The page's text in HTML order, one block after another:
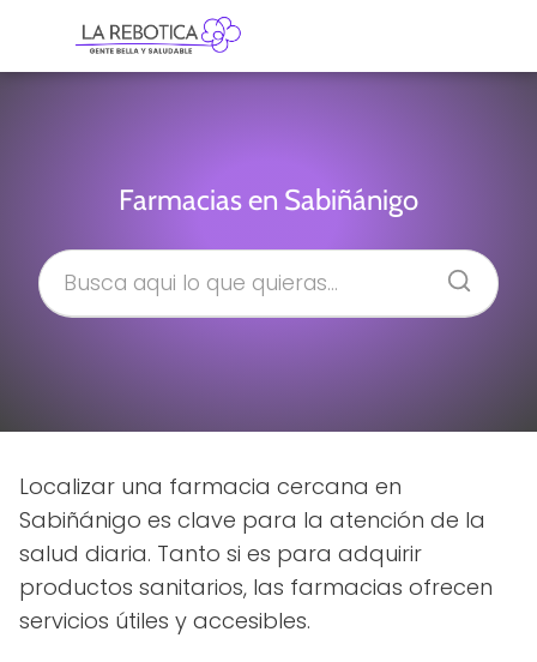
Farmacias en Sabiñánigo
Localizar una farmacia cercana en
Sabiñánigo es clave para la atención de la
salud diaria. Tanto si es para adquirir
productos sanitarios, las farmacias ofrecen
servicios útiles y accesibles.